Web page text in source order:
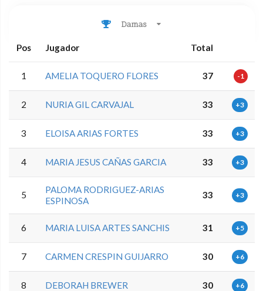
Damas
Pos Jugador Total
1 AMELIA TOQUERO FLORES 37 -1
2 NURIA GIL CARVAJAL 33 +3
3 ELOISA ARIAS FORTES 33 +3
4 MARIA JESUS CAÑAS GARCIA 33 +3
5
PALOMA RODRIGUEZ-ARIAS
ESPINOSA
33 +3
6 MARIA LUISA ARTES SANCHIS 31 +5
7 CARMEN CRESPIN GUIJARRO 30 +6
8 DEBORAH BREWER 30 +6